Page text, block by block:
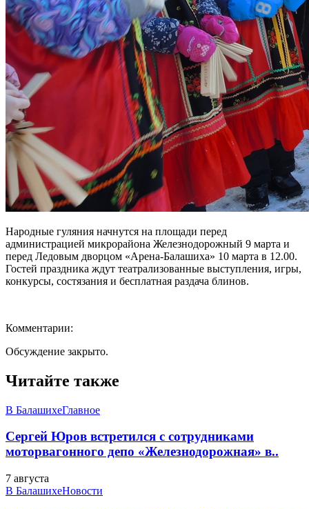
Народные гуляния начнутся на площади перед
администрацией микрорайона Железнодорожный 9 марта и
перед Ледовым дворцом «Арена-Балашиха» 10 марта в 12.00.
Гостей праздника ждут театрализованные выступления, игры,
конкурсы, состязания и бесплатная раздача блинов.
Комментарии:
Обсуждение закрыто.
Читайте также
В БалашихеГлавное
Сергей Юров встретился с сотрудниками
моторвагонного депо «Железнодорожная» в..
7 августа
В БалашихеНовости